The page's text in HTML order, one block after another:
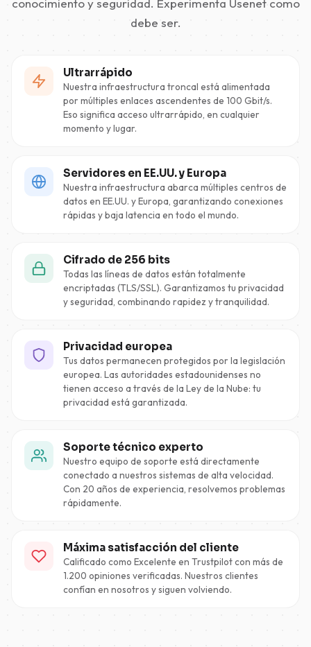
conocimiento y seguridad. Experimenta Usenet como
debe ser.
Ultrarrápido
Nuestra infraestructura troncal está alimentada
por múltiples enlaces ascendentes de 100 Gbit/s.
Eso significa acceso ultrarrápido, en cualquier
momento y lugar.
Servidores en EE.UU. y Europa
Nuestra infraestructura abarca múltiples centros de
datos en EE.UU. y Europa, garantizando conexiones
rápidas y baja latencia en todo el mundo.
Cifrado de 256 bits
Todas las líneas de datos están totalmente
encriptadas (TLS/SSL). Garantizamos tu privacidad
y seguridad, combinando rapidez y tranquilidad.
Privacidad europea
Tus datos permanecen protegidos por la legislación
europea. Las autoridades estadounidenses no
tienen acceso a través de la Ley de la Nube: tu
privacidad está garantizada.
Soporte técnico experto
Nuestro equipo de soporte está directamente
conectado a nuestros sistemas de alta velocidad.
Con 20 años de experiencia, resolvemos problemas
rápidamente.
Máxima satisfacción del cliente
Calificado como Excelente en Trustpilot con más de
1.200 opiniones verificadas. Nuestros clientes
confían en nosotros y siguen volviendo.